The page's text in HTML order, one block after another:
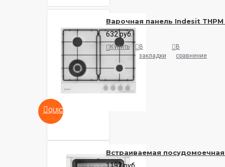
QUICKVIEW
Варочная панель Indesit THPM
632 руб.
Купить
В
закладки
В
сравнение
Встраиваемая